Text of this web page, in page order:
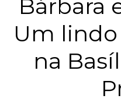
Bárbara
Um
na